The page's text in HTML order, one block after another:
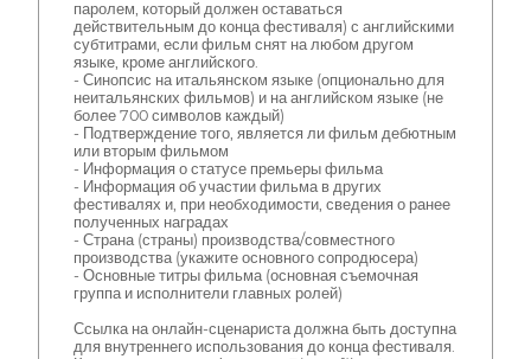
паролем, который должен оставаться
действительным до конца фестиваля) с английскими
субтитрами, если фильм снят на любом другом
языке, кроме английского.
- Синопсис на итальянском языке (опционально для
неитальянских фильмов) и на английском языке (не
более 700 символов каждый)
- Подтверждение того, является ли фильм дебютным
или вторым фильмом
- Информация о статусе премьеры фильма
- Информация об участии фильма в других
фестивалях и, при необходимости, сведения о ранее
полученных наградах
- Страна (страны) производства/совместного
производства (укажите основного сопродюсера)
- Основные титры фильма (основная съемочная
группа и исполнители главных ролей)
Ссылка на онлайн-сценариста должна быть доступна
для внутреннего использования до конца фестиваля.